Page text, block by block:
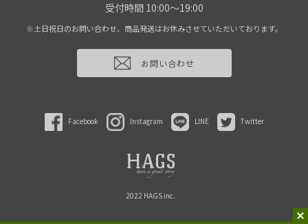
受付時間 10:00～19:00
※土日祝日のお問い合わせ、商品発送はお休みさせていただいております。
お問い合わせ
Facebook Instagram LINE Twitter
2022 HAGS inc.